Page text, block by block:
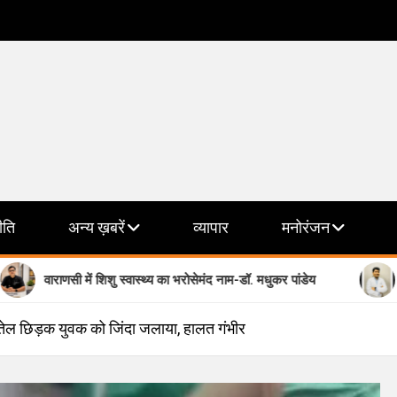
अन्य ख़बरें व्यापार मनोरंजन
में शिशु स्वास्थ्य का भरोसेमंद नाम-डॉ. मधुकर पांडेय मानसिक
छिड़क युवक को जिंदा जलाया, हालत गंभीर